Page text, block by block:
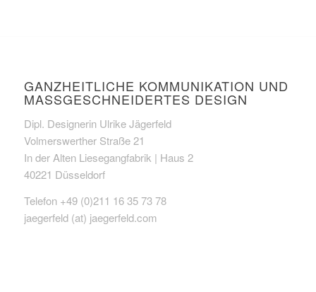
GANZHEITLICHE KOMMUNIKATION UND
MASSGESCHNEIDERTES DESIGN
Dipl. Designerin Ulrike Jägerfeld
Volmerswerther Straße 21
In der Alten Liesegangfabrik | Haus 2
40221 Düsseldorf
Telefon +49 (0)211 16 35 73 78
jaegerfeld (at) jaegerfeld.com